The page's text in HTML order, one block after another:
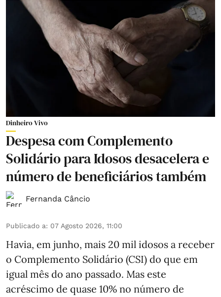
Dinheiro Vivo
Despesa com Complemento
Solidário para Idosos desacelera e
número de beneficiários também
Fernanda Câncio
Publicado a: 07 Agosto 2026, 11:00
Havia, em junho, mais 20 mil idosos a receber
o Complemento Solidário (CSI) do que em
igual mês do ano passado. Mas este
acréscimo de quase 10% no número de